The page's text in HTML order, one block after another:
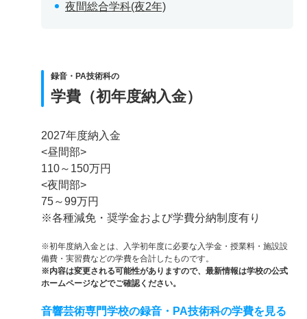
夜間総合学科(夜2年)
録音・PA技術科の
学費（初年度納入金）
2027年度納入金
<昼間部>
110～150万円
<夜間部>
75～99万円
※各種減免・奨学金および学費分納制度有り
※初年度納入金とは、入学初年度に必要な入学金・授業料・施設設
備費・実習費などの学費を合計したものです。
※内容は変更される可能性がありますので、最新情報は学校の公式
ホームページなどでご確認ください。
音響芸術専門学校の録音・PA技術科の学費を見る